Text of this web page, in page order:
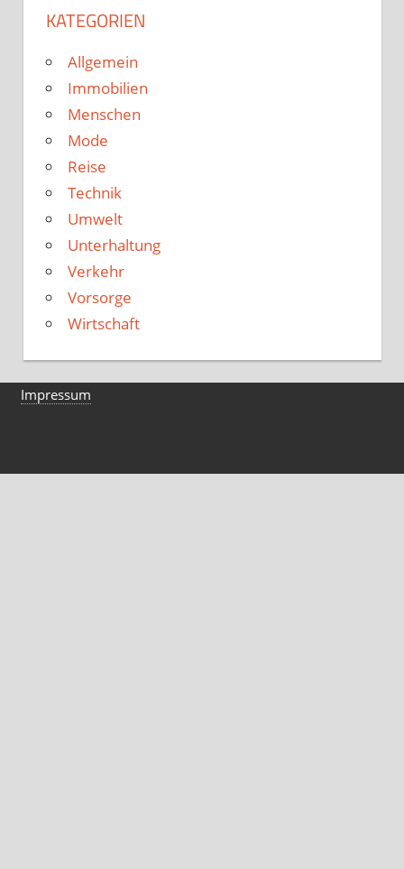
KATEGORIEN
Allgemein
Immobilien
Menschen
Mode
Reise
Technik
Umwelt
Unterhaltung
Verkehr
Vorsorge
Wirtschaft
Impressum